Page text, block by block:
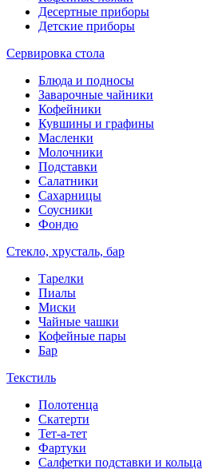
Десертные приборы
Детские приборы
Сервировка стола
Блюда и подносы
Заварочные чайники
Кофейники
Кувшины и графины
Масленки
Молочники
Подставки
Салатники
Сахарницы
Соусники
Фондю
Стекло, хрусталь, бар
Тарелки
Пиалы
Миски
Чайные чашки
Кофейные пары
Бар
Текстиль
Полотенца
Скатерти
Тет-а-тет
Фартуки
Салфетки подставки и кольца